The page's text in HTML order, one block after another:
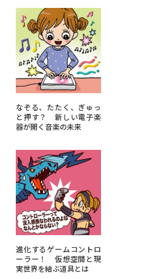
料検索
なぞる、たたく、ぎゅっ
と押す？ 新しい電子楽
器が開く音楽の未来
進化するゲームコントロ
ーラー！ 仮想空間と現
実世界を結ぶ道具とは